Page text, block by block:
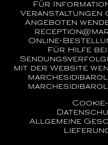
Für
Veranstaltungen
Angeboten
Online-
Für Hilfe
mit der Website
Allgemeine